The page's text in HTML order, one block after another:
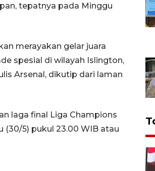
tepatnya pada Minggu
merayakan gelar juara
spesial di wilayah Islington,
Arsenal, dikutip dari laman
laga final Liga Champions
(30/5) pukul 23.00 WIB atau